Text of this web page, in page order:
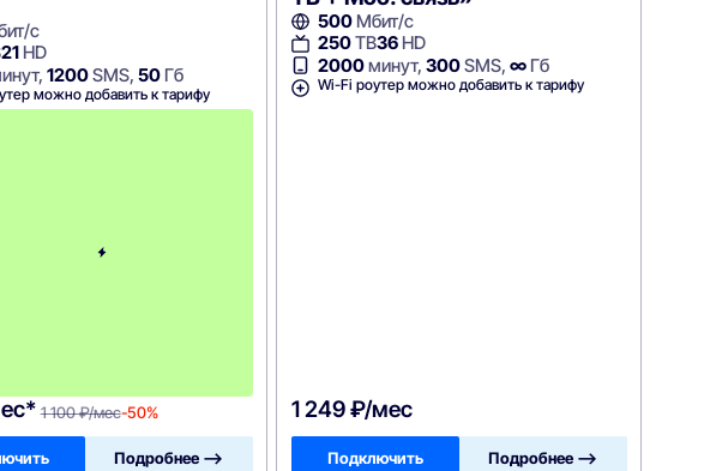
с
21 HD
1200SMS,50 Гб
можно добавить к тарифу
1 100 ₽/мес-50%
Подробнее —>
500 Мбит/с
250ТВ36 HD
2000минут,300SMS,∞ Гб
Wi-Fi роутер можно добавить к тарифу
1 249 ₽/мес
Подключить Подробнее —>